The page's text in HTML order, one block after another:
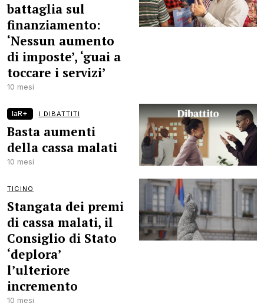
battaglia sul
finanziamento:
‘Nessun aumento
di imposte’, ‘guai a
toccare i servizi’
10 mesi
laR+ I DIBATTITI
Basta aumenti
della cassa malati
10 mesi
TICINO
Stangata dei premi
di cassa malati, il
Consiglio di Stato
‘deplora’
l’ulteriore
incremento
10 mesi